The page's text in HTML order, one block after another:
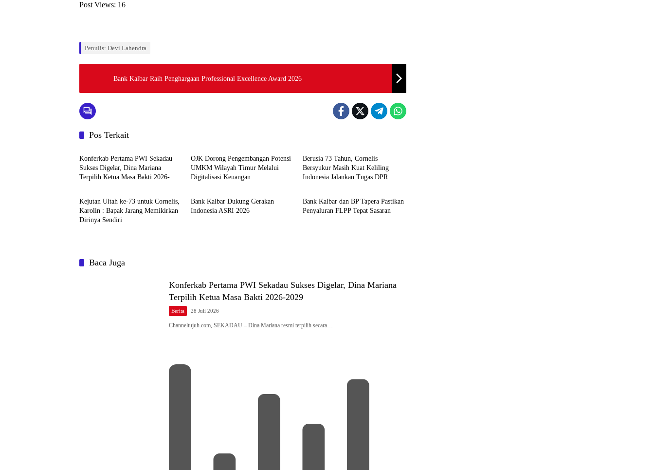
Post Views: 16
Penulis: Devi Lahendra
Bank Kalbar Raih Penghargaan Professional Excellence Award 2026
Pos Terkait
Berita
Konferkab Pertama PWI Sekadau
Sukses Digelar, Dina Mariana
Terpilih Ketua Masa Bakti 2026-
OJK Dorong Pengembangan Potensi
UMKM Wilayah Timur Melalui
Digitalisasi Keuangan
Berusia 73 Tahun, Cornelis
Bersyukur Masih Kuat Keliling
Indonesia Jalankan Tugas DPR
Berita
Kejutan Ultah ke-73 untuk Cornelis,
Karolin : Bapak Jarang Memikirkan
Dirinya Sendiri
Berita
Bank Kalbar Dukung Gerakan
Indonesia ASRI 2026
Bank Kalbar dan BP Tapera Pastikan
Penyaluran FLPP Tepat Sasaran
Baca Juga
Konferkab Pertama PWI Sekadau Sukses Digelar, Dina Mariana
Terpilih Ketua Masa Bakti 2026-2029
Berita 28 Juli 2026
Channeltujuh.com, SEKADAU – Dina Mariana resmi terpilih secara…